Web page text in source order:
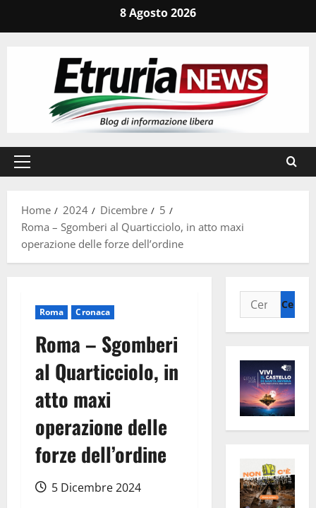
8 Agosto 2026
Menu
Home
2024 Dicembre
5
Roma – Sgomberi al Quarticciolo, in atto maxi
operazione delle forze dell’ordine
Roma Cronaca
Roma – Sgomberi
al Quarticciolo, in
atto maxi
operazione delle
forze dell’ordine
5 Dicembre 2024
Ricerca
per: